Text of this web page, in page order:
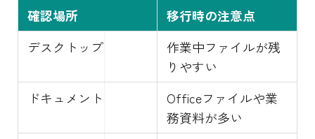
確認場所
移行時の注意点
デスクトップ
作業中ファイルが残
りやすい
ドキュメント
Officeファイルや業
務資料が多い